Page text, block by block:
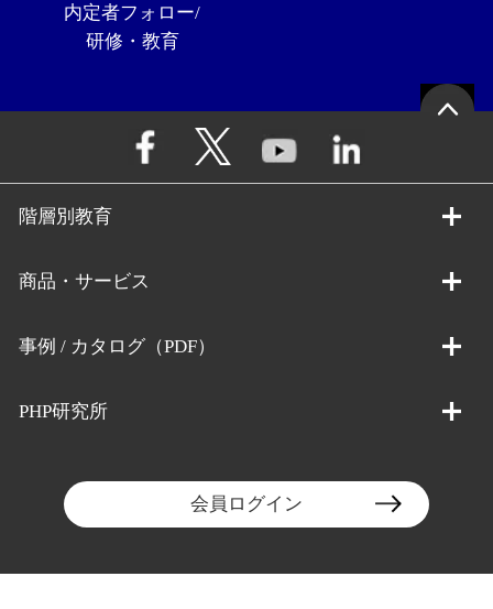
内定者フォロー/
研修・教育
階層別教育
商品・サービス
事例 / カタログ（PDF）
PHP研究所
会員ログイン